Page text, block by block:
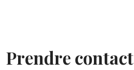
Prendre contact